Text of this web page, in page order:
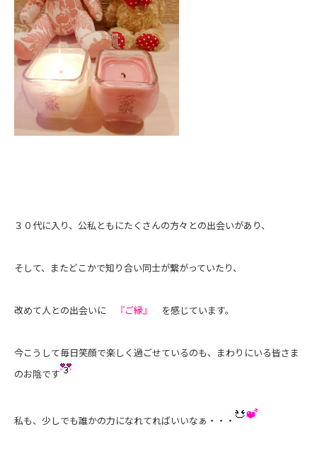
３０代に入り、公私ともにたくさんの方々との出会いがあり、
そして、またどこかで知り合い同士が繋がっていたり、
改めて人との出会いに 『ご縁』 を感じています。
今こうして毎日笑顔で楽しく過ごせているのも、まわりにいる皆さま
のお陰です
私も、少しでも誰かの力になれてればいいなぁ・・・